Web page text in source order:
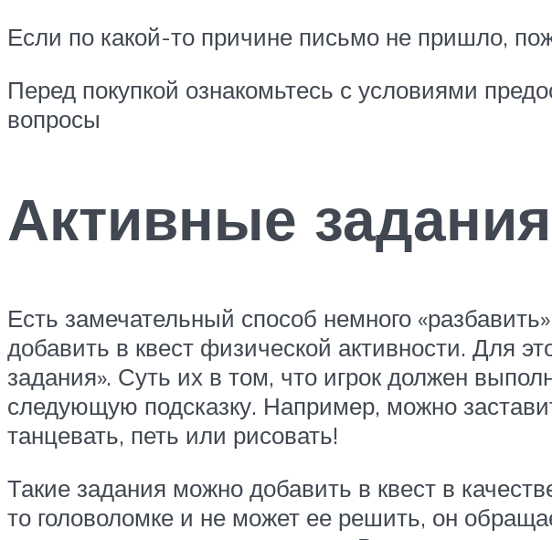
Если по какой-то причине письмо не пришло,
Перед покупкой ознакомьтесь с условиями
вопросы
Активные задания
Есть замечательный способ немного
добавить в квест физической активности. Для
задания». Суть их в том, что игрок должен
следующую подсказку. Например, можно
танцевать, петь или рисовать!
Такие задания можно добавить в квест в
то головоломке и не может ее решить, он